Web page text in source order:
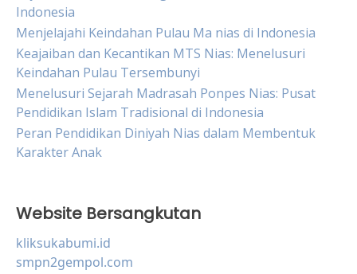
Indonesia
Menjelajahi Keindahan Pulau Ma nias di Indonesia
Keajaiban dan Kecantikan MTS Nias: Menelusuri
Keindahan Pulau Tersembunyi
Menelusuri Sejarah Madrasah Ponpes Nias: Pusat
Pendidikan Islam Tradisional di Indonesia
Peran Pendidikan Diniyah Nias dalam Membentuk
Karakter Anak
Website Bersangkutan
kliksukabumi.id
smpn2gempol.com